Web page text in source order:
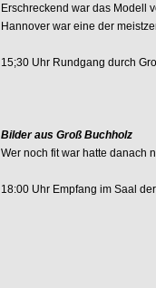
Erschreckend war das Modell
Hannover war eine der
15;30 Uhr Rundgang durch
Bilder aus Groß Buchholz
Wer noch fit war hatte danach
18:00 Uhr Empfang im Saal